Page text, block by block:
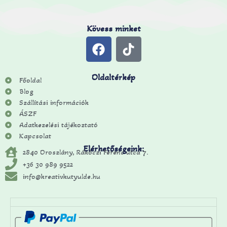
Kövess minket
Oldaltérkép
Főoldal
Blog
Szállítási információk
ÁSZF
Adatkezelési tájékoztató
Kapcsolat
Elérhetőségeink:
2840 Oroszlány, Rákóczi Ferenc utca 7.
+36 30 989 9522
info@kreativkutyulde.hu